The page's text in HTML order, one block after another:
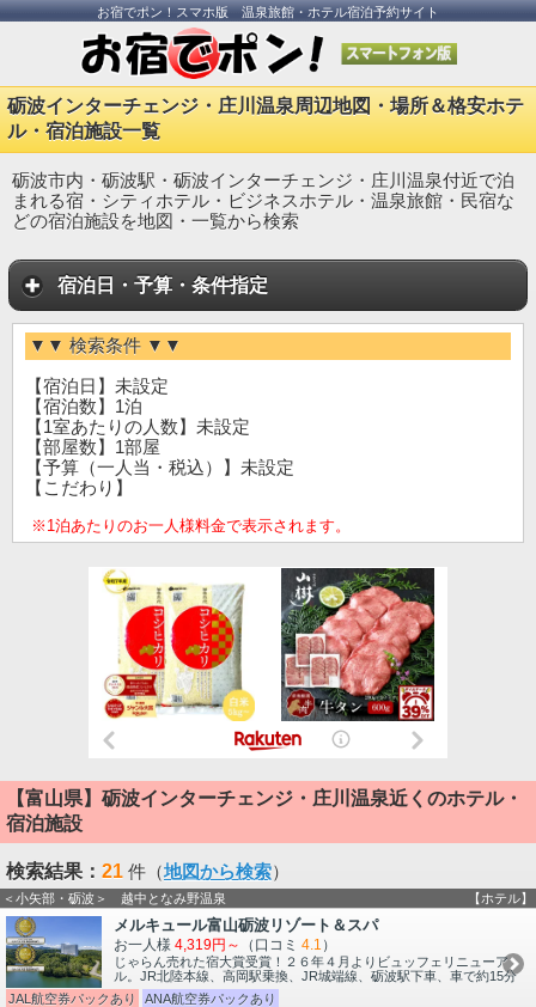
お宿でポン！スマホ版 温泉旅館・ホテル宿泊予約サイト
砺波インターチェンジ・庄川温泉周辺地図・場所＆格安ホテ
ル・宿泊施設一覧
砺波市内・砺波駅・砺波インターチェンジ・庄川温泉付近で泊
まれる宿・シティホテル・ビジネスホテル・温泉旅館・民宿な
どの宿泊施設を地図・一覧から検索
宿泊日・予算・条件指定
▼▼ 検索条件 ▼▼
【宿泊日】未設定
【宿泊数】1泊
【1室あたりの人数】未設定
【部屋数】1部屋
【予算（一人当・税込）】未設定
【こだわり】
※1泊あたりのお一人様料金で表示されます。
【富山県】砺波インターチェンジ・庄川温泉近くのホテル・
宿泊施設
検索結果： 21 件（地図から検索）
＜小矢部・砺波＞ 越中となみ野温泉 【ホテル】
メルキュール富山砺波リゾート＆スパ
お一人様 4,319円～ （口コミ 4.1 ）
じゃらん売れた宿大賞受賞！２６年４月よりビュッフェリニューア
ル。JR北陸本線、高岡駅乗換、JR城端線、砺波駅下車、車で約15分
JAL航空券パックあり
ANA航空券パックあり